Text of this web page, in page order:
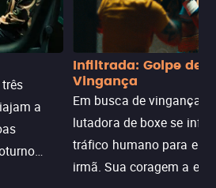
a
Infiltrada: Golpe de
Vingança
Em busca de vingança,
lutadora de boxe se
tráfico humano para
irmã. Sua coragem a